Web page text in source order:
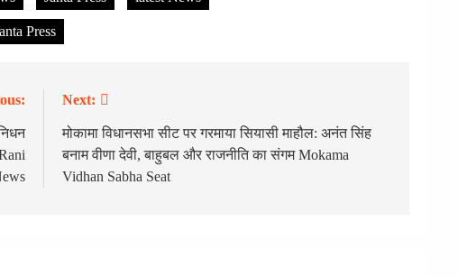
Press
Next:
मोकामा विधानसभा सीट पर गरमाया सियासी माहौल: अनंत सिंह
बनाम वीणा देवी, बाहुबल और राजनीति का संगम Mokama
Vidhan Sabha Seat